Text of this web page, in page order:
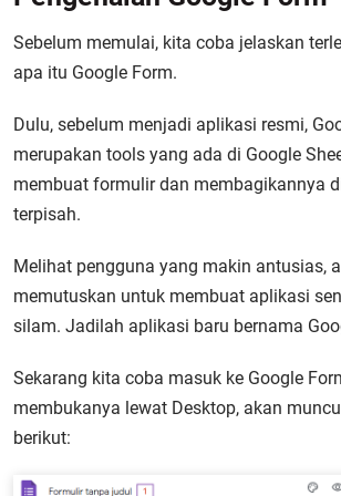
Sebelum memulai, kita coba jelaskan
apa itu Google Form.
Dulu, sebelum menjadi aplikasi resmi,
merupakan tools yang ada di Google
membuat formulir dan membagikannya
terpisah.
Melihat pengguna yang makin antusias,
memutuskan untuk membuat aplikasi
silam. Jadilah aplikasi baru bernama
Sekarang kita coba masuk ke Google
membukanya lewat Desktop, akan
berikut: